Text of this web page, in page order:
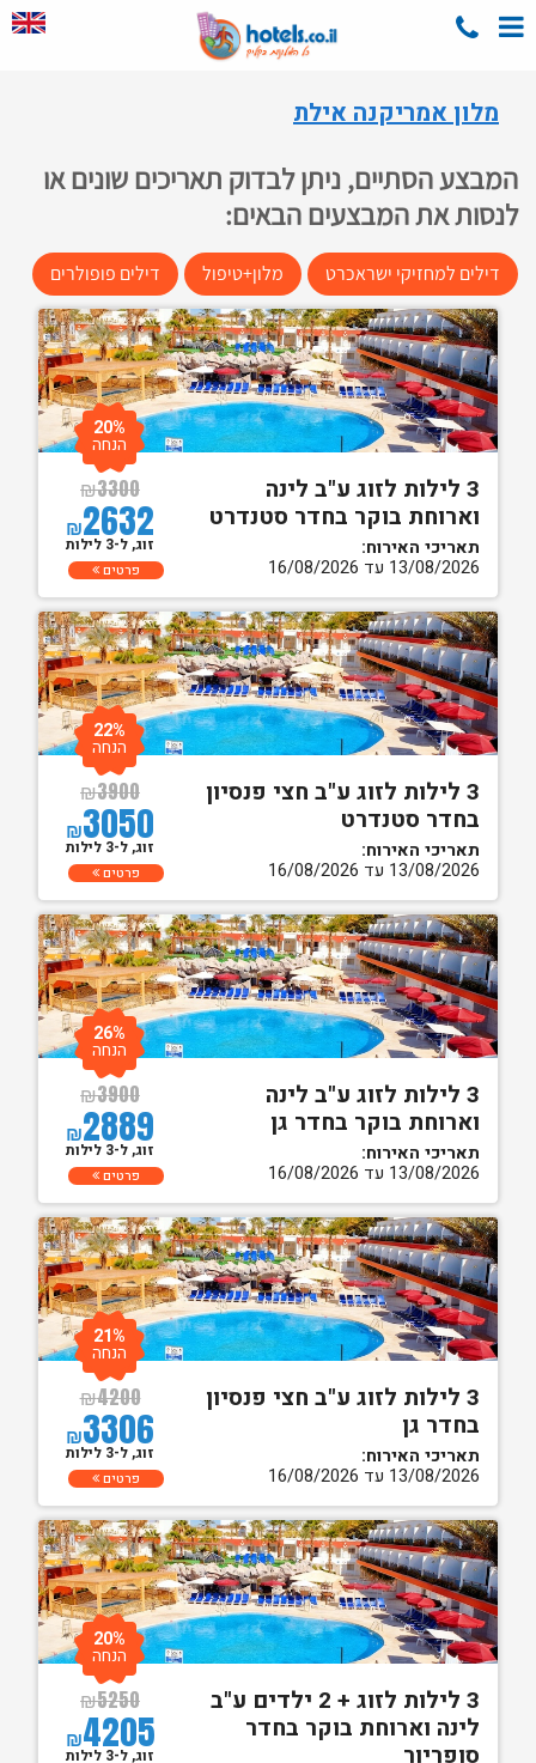
מלון אמריקנה אילת
המבצע הסתיים, ניתן לבדוק תאריכים שונים או
לנסות את המבצעים הבאים:
דילים למחזיקי ישראכרט מלון+טיפול דילים פופולרים
3 לילות לזוג ע"ב לינה
וארוחת בוקר בחדר סטנדרט
תאריכי האירוח:
13/08/2026 עד 16/08/2026
₪3300
₪2632
20%
הנחה
זוג, ל-3 לילות
פרטים
3 לילות לזוג ע"ב חצי פנסיון
בחדר סטנדרט
תאריכי האירוח:
13/08/2026 עד 16/08/2026
₪3900
₪3050
22%
הנחה
זוג, ל-3 לילות
פרטים
3 לילות לזוג ע"ב לינה
וארוחת בוקר בחדר גן
תאריכי האירוח:
13/08/2026 עד 16/08/2026
₪3900
₪2889
26%
הנחה
זוג, ל-3 לילות
פרטים
3 לילות לזוג ע"ב חצי פנסיון
בחדר גן
תאריכי האירוח:
13/08/2026 עד 16/08/2026
₪4200
₪3306
21%
הנחה
זוג, ל-3 לילות
פרטים
3 לילות לזוג + 2 ילדים ע"ב
לינה וארוחת בוקר בחדר
סופריור
₪5250
₪4205
20%
הנחה
זוג, ל-3 לילות